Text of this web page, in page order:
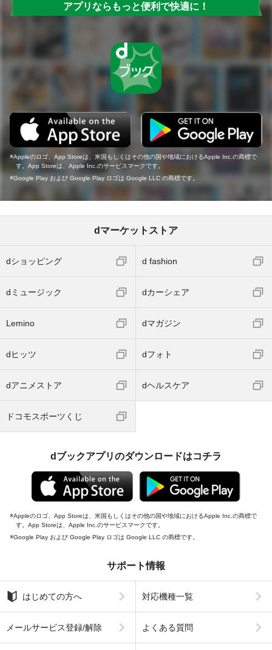
アプリならもっと便利で快適に！
Appleのロゴ、App Storeは、米国もしくはその他の国や地域におけるApple Inc.の商標で
す。App Storeは、Apple Inc.のサービスマークです。
Google Play および Google Play ロゴは Google LLC の商標です。
dマーケットストア
dショッピング d fashion
dミュージック dカーシェア
Lemino dマガジン
dヒッツ dフォト
dアニメストア dヘルスケア
ドコモスポーツくじ
dブックアプリのダウンロードはコチラ
Appleのロゴ、App Storeは、米国もしくはその他の国や地域におけるApple Inc.の商標で
す。App Storeは、Apple Inc.のサービスマークです。
Google Play および Google Play ロゴは Google LLC の商標です。
サポート情報
はじめての方へ 対応機種一覧
メールサービス登録/解除 よくある質問